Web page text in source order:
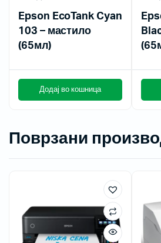
Epson EcoTank Cyan
103 – мастило
(65мл)
Додај во кошница
Поврзани